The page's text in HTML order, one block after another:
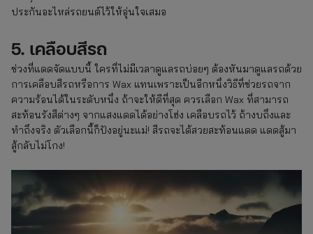
ประกันอะไหล่รถยนต์ไว้ให้อุ่นใจเสมอ
5. เคลือบสีรถ
ช่วงที่แดดจัดแบบนี้ ใครที่ไม่มีเวลาดูแลรถบ่อยๆ ต้องหันมาดูแลรถด้วย
การเคลือบสีรถหรือการ Wax แทนเพราะเป็นอีกหนึ่งวิธีที่ช่วยรถจาก
ความร้อนได้ในระดับหนึ่ง ถ้าจะให้ดีที่สุด ควรเลือก Wax ที่สามารถ
สะท้อนรังสีต่างๆ จากแสงแดดได้อย่างโฮ่ง เคลือบรถไว้ ถ้างบถึงและ
ทำถึงจริง ตัวเลือกนี้ก็ปังอยู่นะแม่! สีรถจะได้สวยสะท้อนแดด แดดสู้มา
สู้กลับไม่โกง!